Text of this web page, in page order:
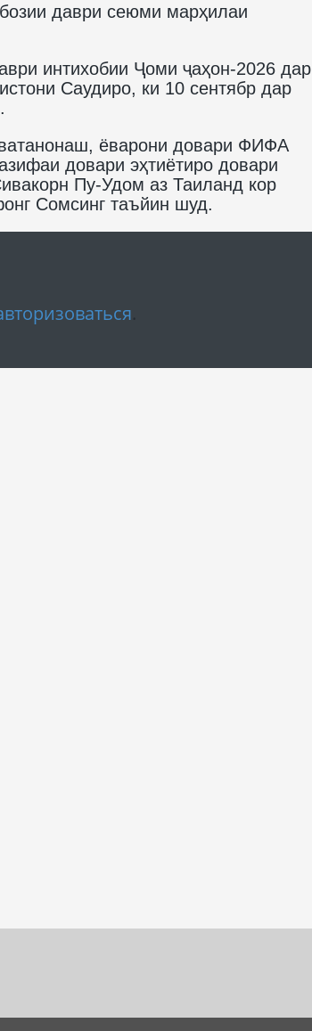
даври сеюми марҳилаи
интихобии Ҷоми ҷаҳон-2026 дар
Саудиро, ки 10 сентябр дар
ёварони довари ФИФА
довари эҳтиётиро довари
Пу-Удом аз Таиланд кор
Сомсинг таъйин шуд.